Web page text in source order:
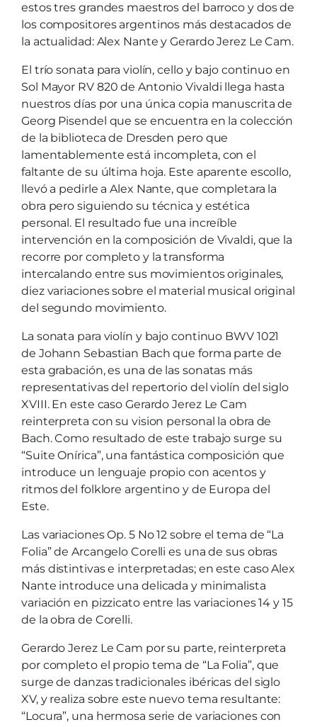
estos tres grandes maestros del barroco y dos de
los compositores argentinos más destacados de
la actualidad: Alex Nante y Gerardo Jerez Le Cam.
El trío sonata para violín, cello y bajo continuo en
Sol Mayor RV 820 de Antonio Vivaldi llega hasta
nuestros días por una única copia manuscrita de
Georg Pisendel que se encuentra en la colección
de la biblioteca de Dresden pero que
lamentablemente está incompleta, con el
faltante de su última hoja. Este aparente escollo,
llevó a pedirle a Alex Nante, que completara la
obra pero siguiendo su técnica y estética
personal. El resultado fue una increíble
intervención en la composición de Vivaldi, que la
recorre por completo y la transforma
intercalando entre sus movimientos originales,
diez variaciones sobre el material musical original
del segundo movimiento.
La sonata para violín y bajo continuo BWV 1021
de Johann Sebastian Bach que forma parte de
esta grabación, es una de las sonatas más
representativas del repertorio del violín del siglo
XVIII. En este caso Gerardo Jerez Le Cam
reinterpreta con su vision personal la obra de
Bach. Como resultado de este trabajo surge su
“Suite Onírica”, una fantástica composición que
introduce un lenguaje propio con acentos y
ritmos del folklore argentino y de Europa del
Este.
Las variaciones Op. 5 No 12 sobre el tema de “La
Folia” de Arcangelo Corelli es una de sus obras
más distintivas e interpretadas; en este caso Alex
Nante introduce una delicada y minimalista
variación en pizzicato entre las variaciones 14 y 15
de la obra de Corelli.
Gerardo Jerez Le Cam por su parte, reinterpreta
por completo el propio tema de “La Folia”, que
surge de danzas tradicionales ibéricas del siglo
XV, y realiza sobre este nuevo tema resultante:
“Locura”, una hermosa serie de variaciones con